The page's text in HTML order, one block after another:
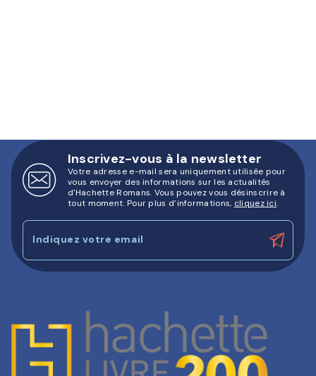
Inscrivez-vous à la newsletter
Votre adresse e-mail sera uniquement utilisée pour
vous envoyer des informations sur les actualités
d'Hachette Romans. Vous pouvez vous désinscrire à
tout moment. Pour plus d’informations, cliquez ici.
Indiquez votre email